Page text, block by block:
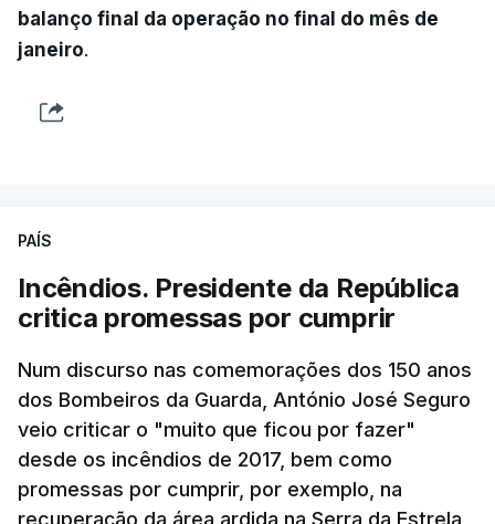
balanço final da operação no final do mês de
janeiro.
PAÍS
Incêndios. Presidente da República
critica promessas por cumprir
Num discurso nas comemorações dos 150 anos
dos Bombeiros da Guarda, António José Seguro
veio criticar o "muito que ficou por fazer"
desde os incêndios de 2017, bem como
promessas por cumprir, por exemplo, na
recuperação da área ardida na Serra da Estrela